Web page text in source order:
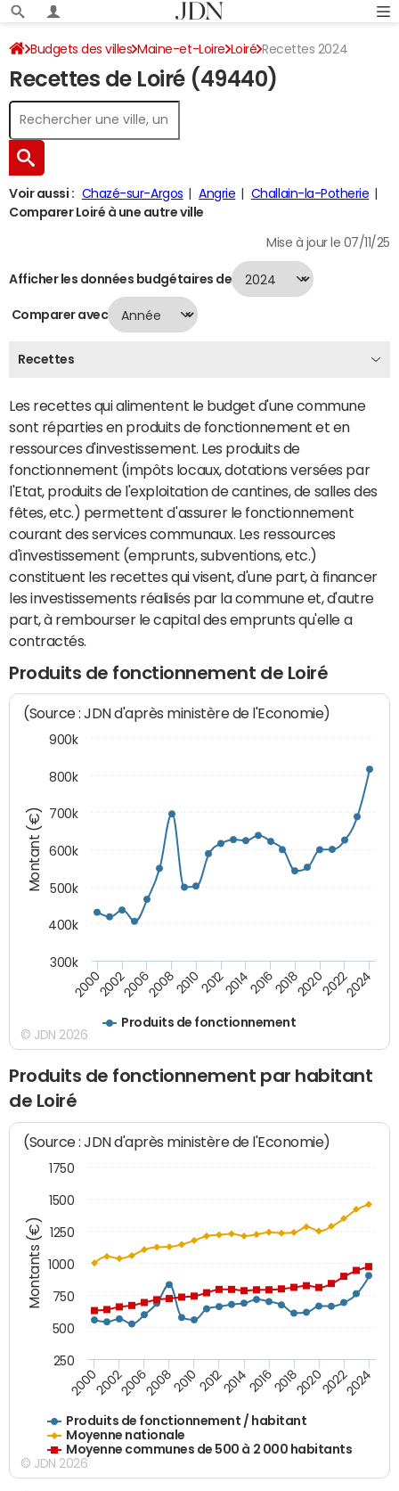
Budgets des villes Maine-et-Loire Loiré Recettes 2024
Recettes de Loiré (49440)
Voir aussi : Chazé-sur-Argos Angrie
Challain-la-Potherie
Comparer Loiré à une autre ville
Mise à jour le 07/11/25
Afficher les données budgétaires de
Comparer avec
Recettes
Les recettes qui alimentent le budget d'une commune
sont réparties en produits de fonctionnement et en
ressources d'investissement. Les produits de
fonctionnement (impôts locaux, dotations versées par
l'Etat, produits de l'exploitation de cantines, de salles des
fêtes, etc.) permettent d'assurer le fonctionnement
courant des services communaux. Les ressources
d'investissement (emprunts, subventions, etc.)
constituent les recettes qui visent, d'une part, à financer
les investissements réalisés par la commune et, d'autre
part, à rembourser le capital des emprunts qu'elle a
contractés.
Produits de fonctionnement de Loiré
Montant (€)
(Source : JDN d'après ministère de l'Economie)
Produits de fonctionnement
200020022006200820102012201420162018202020222024
300k
400k
500k
600k
700k
800k
900k
© JDN 2026
Produits de fonctionnement par habitant
de Loiré
Montants (€)
(Source : JDN d'après ministère de l'Economie)
Produits de fonctionnement / habitant
Moyenne nationale
Moyenne communes de 500 à 2 000 habitants
200020022006200820102012201420162018202020222024
250
500
750
1000
1250
1500
1750
© JDN 2026